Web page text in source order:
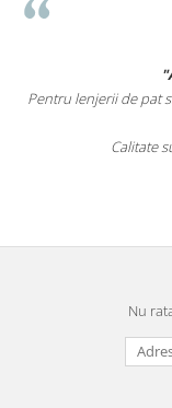
Pentru lenjerii de pat
Calitate
Nu